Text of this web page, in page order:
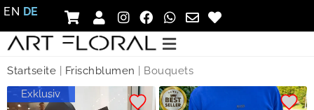
EN DE
Startseite Frischblumen
Bouquets
Exklusiv